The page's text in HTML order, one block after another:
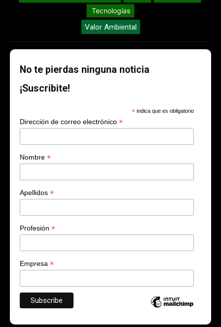
Tecnologías
Valor Ambiental
No te pierdas ninguna noticia
¡Suscribite!
* indica que es obligatorio
Dirección de correo electrónico *
Nombre *
Apellidos *
Profesión *
Empresa *